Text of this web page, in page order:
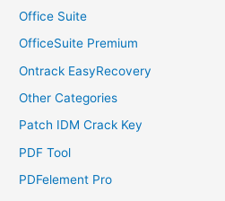
Office Suite
OfficeSuite Premium
Ontrack EasyRecovery
Other Categories
Patch IDM Crack Key
PDF Tool
PDFelement Pro